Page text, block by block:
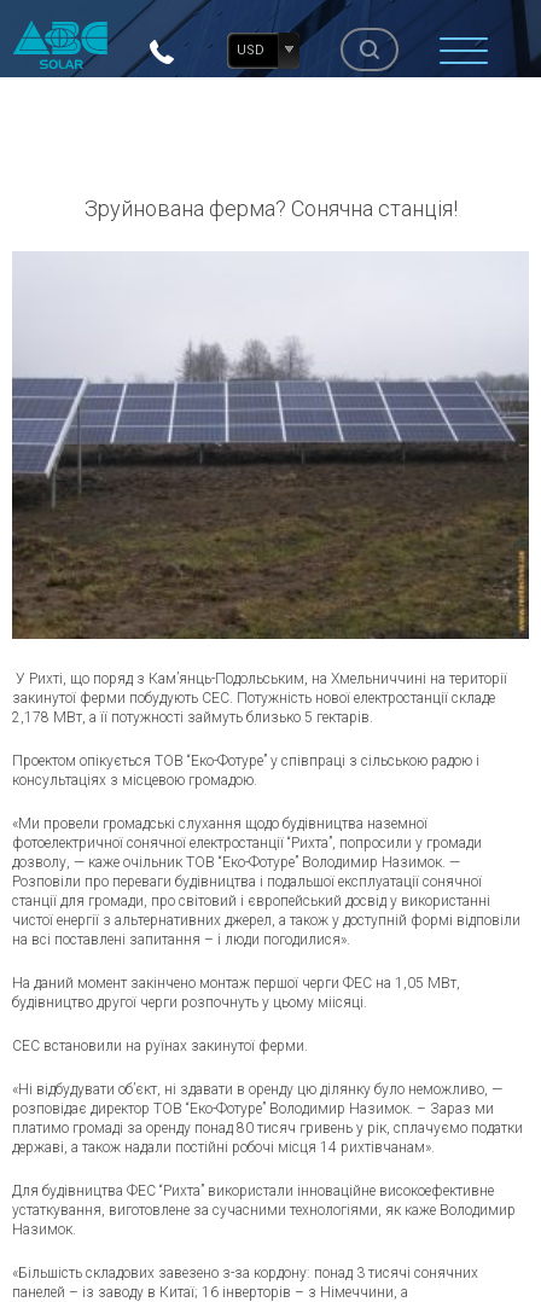
USD
Зруйнована ферма? Сонячна станція!
У Рихті, що поряд з Кам’янць-Подольським, на Хмельниччині на території
закинутої ферми побудують СЕС. Потужність нової електростанції складе
2,178 МВт, а її потужності займуть близько 5 гектарів.
Проектом опікується ТОВ “Еко-Фотуре” у співпраці з сільською радою і
консультаціях з місцевою громадою.
«Ми провели громадські слухання щодо будівництва наземної
фотоелектричної сонячної електростанції “Рихта”, попросили у громади
дозволу, — каже очільник ТОВ “Еко-Фотуре” Володимир Назимок. —
Розповіли про переваги будівництва і подальшої експлуатації сонячної
станції для громади, про світовий і європейський досвід у використанні
чистої енергії з альтернативних джерел, а також у доступній формі відповіли
на всі поставлені запитання – і люди погодилися».
На даний момент закінчено монтаж першої черги ФЕС на 1,05 МВт,
будівництво другої черги розпочнуть у цьому міісяці.
СЕС встановили на руїнах закинутої ферми.
«Ні відбудувати об’єкт, ні здавати в оренду цю ділянку було неможливо, —
розповідає директор ТОВ “Еко-Фотуре” Володимир Назимок. – Зараз ми
платимо громаді за оренду понад 80 тисяч гривень у рік, сплачуємо податки
державі, а також надали постійні робочі місця 14 рихтівчанам».
Для будівництва ФЕС “Рихта” використали інноваційне високоефективне
устаткування, виготовлене за сучасними технологіями, як каже Володимир
Назимок.
«Більшість складових завезено з-за кордону: понад 3 тисячі сонячних
панелей – із заводу в Китаї; 16 інверторів – з Німеччини, а